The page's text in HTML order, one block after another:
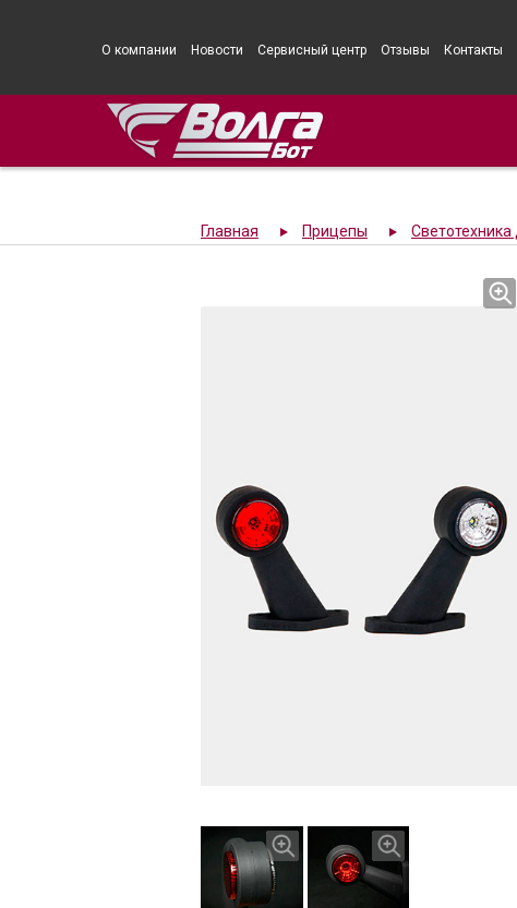
О компании Новости Сервисный центр Отзывы Контакты
Главная Прицепы